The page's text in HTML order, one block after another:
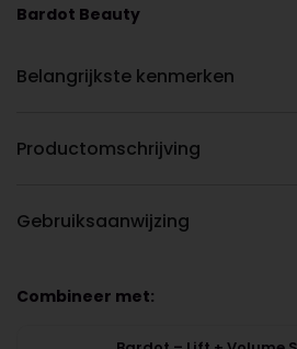
Bardot Beauty
Belangrijkste kenmerken
Productomschrijving
Gebruiksaanwijzing
Combineer met: